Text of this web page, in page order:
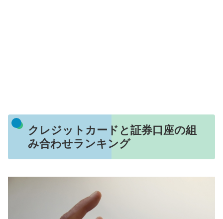
クレジットカードと証券口座の組
み合わせランキング